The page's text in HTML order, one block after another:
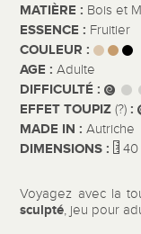
MATIÈRE : Bois et
ESSENCE : Fruitier
COULEUR :
AGE :Adulte
DIFFICULTÉ :
EFFET TOUPIZ(?) :
MADE IN :Autriche
DIMENSIONS : 40
Voyagez avec la
sculpté, jeu pour